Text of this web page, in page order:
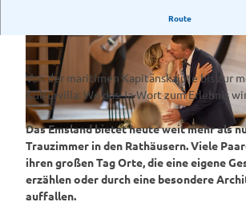
© MEINEN & EDEN FOTOGRAFIE
Route
Von der maritimen Kapitänskajüte bis zur
Kulturvilla: Wo das Ja-Wort zum Erlebnis
Das Emsland bietet heute weit mehr als
Trauzimmer in den Rathäusern. Viele
ihren großen Tag Orte, die eine eigene
erzählen oder durch eine besondere
auffallen.